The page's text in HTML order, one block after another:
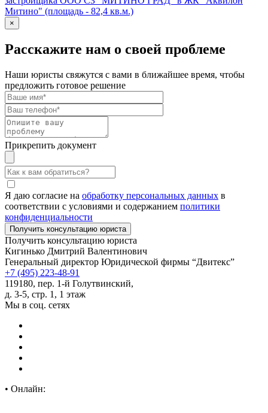
Митино" (площадь - 82,4 кв.м.)
×
Расскажите нам о своей проблеме
Наши юристы свяжутся с вами в ближайшее время, чтобы
предложить готовое решение
Прикрепить документ
Я даю согласие на обработку персональных данных в
соответствии с условиями и содержанием политики
конфиденциальности
Получить консультацию юриста
Кигинько Дмитрий Валентинович
Генеральный директор Юридической фирмы “Двитекс”
+7 (495) 223-48-91
119180, пер. 1-й Голутвинский,
д. 3-5, стр. 1, 1 этаж
Мы в соц. сетях
• Онлайн: